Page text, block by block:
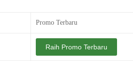
Promo Terbaru
Raih Promo Terbaru